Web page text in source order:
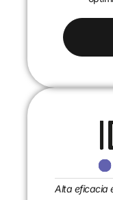
Alta eficacia